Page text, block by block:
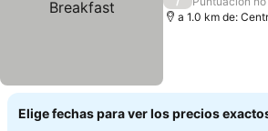
a 1.0 km de:
Elige fechas para ver los precios